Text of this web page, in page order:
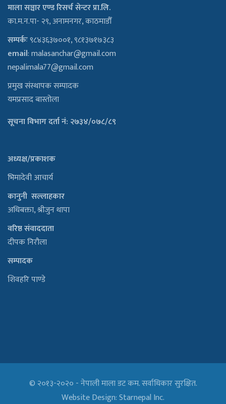
माला सञ्चार एण्ड रिसर्च सेन्टर प्रा.लि.
का.म.न.पा- २९, अनामनगर, काठमाडौँ
सम्पर्कः९८४३६३७००१, ९८१३७१७३८३
email:malasanchar@gmail.com
nepalimala77@gmail.com
प्रमुख संस्थापक सम्पादक
यमप्रसाद बास्तोला
सूचना विभाग दर्ता नं: २७३४/०७८/८९
अध्यक्ष/प्रकाशक
भिमादेवी आचार्य
कानुनी सल्लाहकार
अधिबक्ता, श्रीजुन थापा
वरिष्ठ संवाददाता
दीपक निरौला
सम्पादक
शिवहरि पाण्डे
© २०१३-२०२० - नेपाली माला डट कम. सर्वाधिकार सुरक्षित.
Website Design:Starnepal Inc.